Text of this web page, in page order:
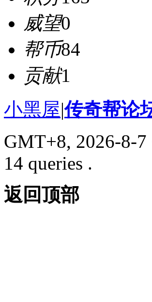
威望0
帮币84
贡献1
小黑屋|传奇帮论
GMT+8, 2026-8-7
14 queries .
返回顶部